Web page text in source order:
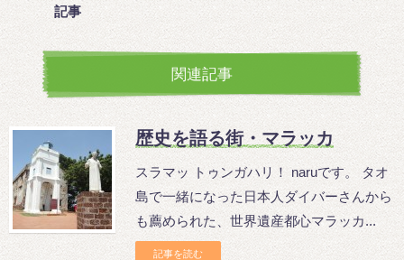
記事
関連記事
歴史を語る街・マラッカ
スラマッ トゥンガハリ！ naruです。 タオ
島で一緒になった日本人ダイバーさんから
も薦められた、世界遺産都心マラッカ...
記事を読む